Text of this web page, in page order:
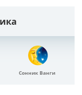
Сонник Ванги